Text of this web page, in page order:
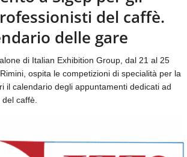
del caffè.
delle gare
di Italian Exhibition Group, dal 21 al 25
ospita le competizioni di specialità per la
il calendario degli appuntamenti dedicati ad
caffè.